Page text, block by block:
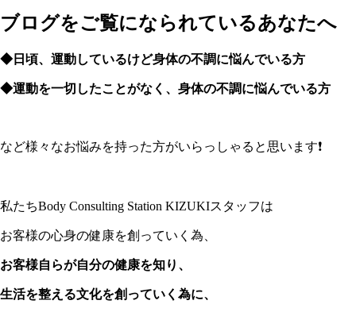
ブログをご覧になられているあなたへ
◆日頃、運動しているけど身体の不調に悩んでいる方
◆運動を一切したことがなく、 身体の不調に悩んでいる方
など様々なお悩みを持った方がいらっしゃると思います❗️
私たちBody Consulting Station KIZUKIスタッフは
お客様の心身の健康を創っていく為、
お客様自らが自分の健康を知り、
生活を整える文化を創っていく為に、